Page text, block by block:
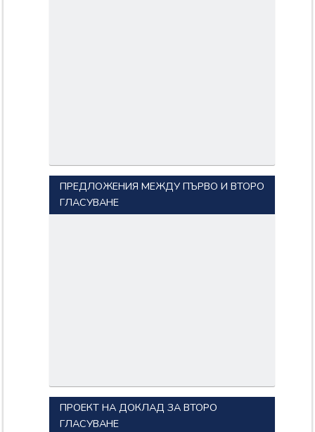
ПРЕДЛОЖЕНИЯ МЕЖДУ ПЪРВО И ВТОРО
ГЛАСУВАНЕ
ПРОЕКТ НА ДОКЛАД ЗА ВТОРО
ГЛАСУВАНЕ